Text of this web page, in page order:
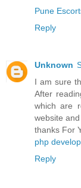
Pune
Reply
Unknown
I am sure
After
which are
website
thanks For
php
Reply